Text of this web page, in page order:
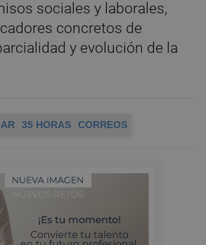
sociales y laborales,
concretos de
y evolución de la
35 HORAS CORREOS